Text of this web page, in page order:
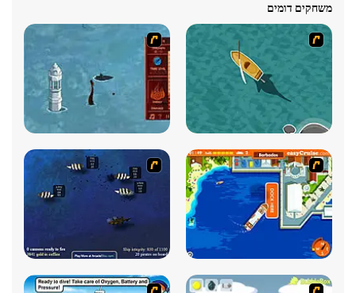
משחקים דומים